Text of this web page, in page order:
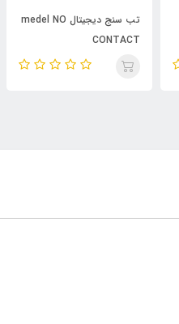
تب سنج دیجیتال medel NO
CONTACT